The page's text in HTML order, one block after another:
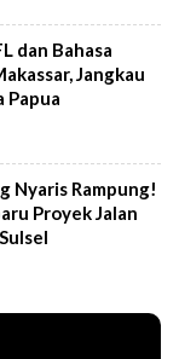
dan Bahasa
Jangkau
Papua
Nyaris Rampung!
Proyek Jalan